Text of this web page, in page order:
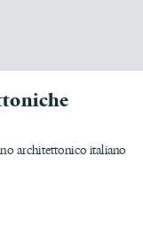
architettonico italiano